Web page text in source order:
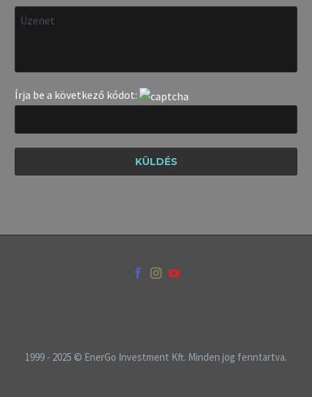
Írja be a következő kódot:
1999 - 2025 © EnerGo Investment Kft. Minden jog fenntartva.